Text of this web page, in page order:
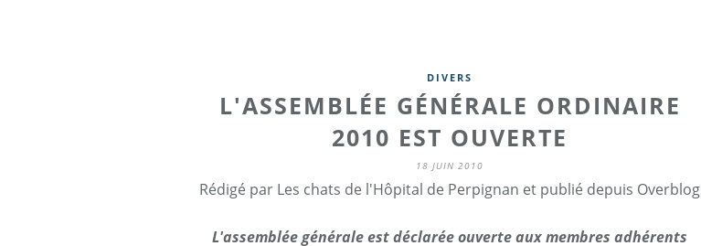
DIVERS
L'ASSEMBLÉE GÉNÉRALE ORDINAIRE
2010 EST OUVERTE
18 JUIN 2010
Rédigé par Les chats de l'Hôpital de Perpignan et publié depuis Overblog
L'assemblée générale est déclarée ouverte aux membres adhérents